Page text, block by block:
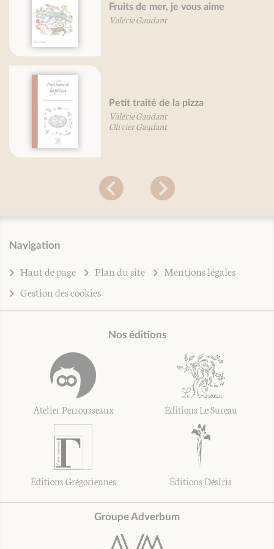
Fruits de mer, je vous aime
Valérie Gaudant
Petit traité de la pizza
Valérie Gaudant
Olivier Gaudant
Navigation
Haut de page Plan du site
Mentions légales
Gestion des cookies
Nos éditions
Atelier Perrousseaux Éditions Le Sureau
Éditions Grégoriennes Éditions DésIris
Groupe Adverbum